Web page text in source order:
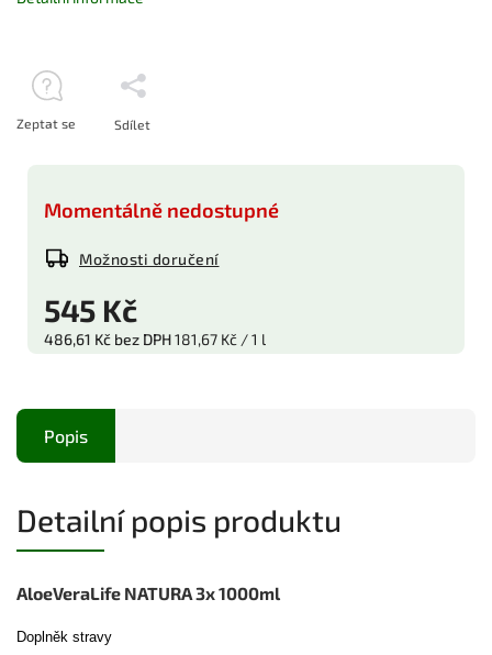
545 Kč
486,61 Kč bez DPH181,67 Kč / 1 l
Momentálně nedostupné
Možnosti doručení
Zeptat se Sdílet
Popis
Detailní popis produktu
AloeVeraLife NATURA 3x 1000ml
Doplněk stravy